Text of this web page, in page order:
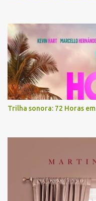
Trilha sonora: 72 Horas